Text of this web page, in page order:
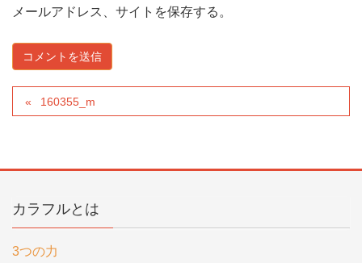
メールアドレス、サイトを保存する。
160355_m
カラフルとは
3つの力